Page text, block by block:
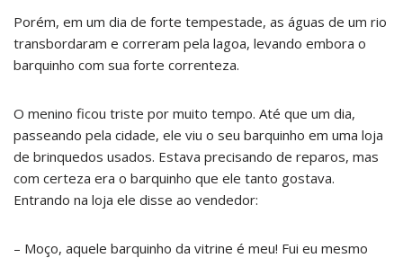
Porém, em um dia de forte tempestade, as águas de um rio
transbordaram e correram pela lagoa, levando embora o
barquinho com sua forte correnteza.
O menino ficou triste por muito tempo. Até que um dia,
passeando pela cidade, ele viu o seu barquinho em uma loja
de brinquedos usados. Estava precisando de reparos, mas
com certeza era o barquinho que ele tanto gostava.
Entrando na loja ele disse ao vendedor:
– Moço, aquele barquinho da vitrine é meu! Fui eu mesmo